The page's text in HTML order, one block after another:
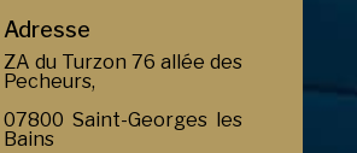
Adresse
ZA du Turzon 76 allée des
Pecheurs,
07800 Saint-Georges les
Bains